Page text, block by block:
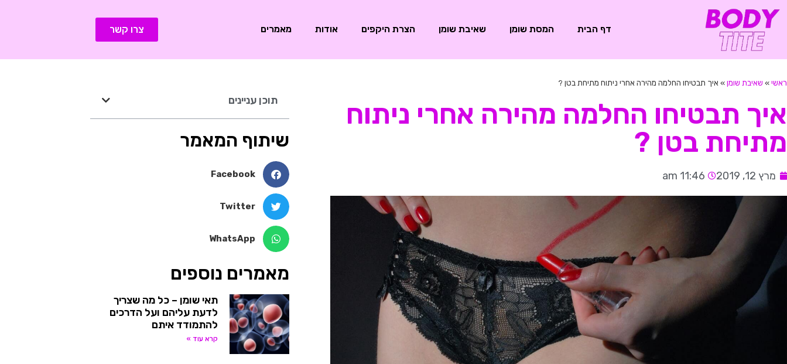
דף הבית המסת שומן שאיבת שומן הצרת היקפים אודות מאמרים צרו קשר
ראשי» שאיבת שומן» איך תבטיחו החלמה מהירה אחרי ניתוח מתיחת בטן ?
איך תבטיחו החלמה מהירה אחרי ניתוח
מתיחת בטן ?
מרץ 12, 2019 11:46 am
תוכן עניינים
שיתוף המאמר
Facebook
Twitter
WhatsApp
מאמרים נוספים
תאי שומן – כל מה שצריך
לדעת עליהם ועל הדרכים
להתמודד איתם
קרא עוד »